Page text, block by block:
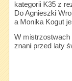
kategorii K35 z
Do Agnieszki
a Monika Kogut
W mistrzostwach
znani przed laty